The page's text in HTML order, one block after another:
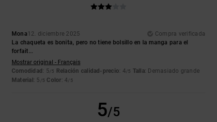
Mona12. diciembre 2025
Compra verificada
La chaqueta es bonita, pero no tiene bolsillo en la manga para el
forfait...
Mostrar original - Français
Comodidad : 5/5 Relación calidad-precio: 4/5 Talla: Demasiado grande
Material : 5 /5 Color: 4/5
5/5